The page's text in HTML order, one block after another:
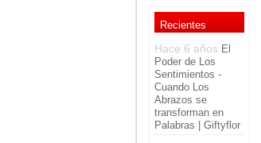
Recientes
Hace 6 años El
Poder de Los
Sentimientos -
Cuando Los
Abrazos se
transforman en
Palabras | Giftyflor